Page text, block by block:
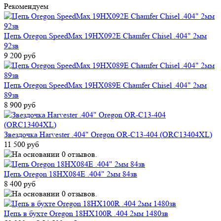
Рекомендуем
Цепь Oregon SpeedMax 19HX092E Chamfer Chisel .404" 2мм
92зв
9 200 руб
Цепь Oregon SpeedMax 19HX089E Chamfer Chisel .404" 2мм
89зв
8 900 руб
Звездочка Harvester .404" Oregon OR-C13-404 (ORC13404XL)
11 500 руб
Цепь Oregon 18HX084E .404" 2мм 84зв
8 400 руб
Цепь в бухте Oregon 18HX100R .404 2мм 1480зв